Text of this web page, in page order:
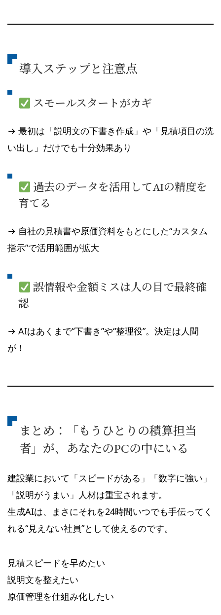
導入ステップと注意点
スモールスタートがカギ
→ 最初は「説明文の下書き作成」や「見積項目の洗
い出し」だけでも十分効果あり
過去のデータを活用してAIの精度を
育てる
→ 自社の見積書や原価資料をもとにした“カスタム
指示”で活用範囲が拡大
誤情報や金額ミスは人の目で最終確
認
→ AIはあくまで“下書き”や“整理役”。決定は人間
が！
まとめ：「もうひとりの積算担当
者」が、あなたのPCの中にいる
建設業において「スピードがある」「数字に強い」
「説明がうまい」人材は重宝されます。
生成AIは、まさにそれを24時間いつでも手伝ってく
れる“見えない社員”として使えるのです。
見積スピードを早めたい
説明文を整えたい
原価管理を仕組み化したい